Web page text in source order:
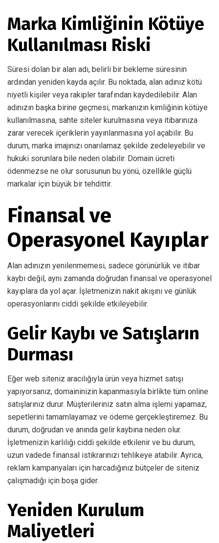
Marka Kimliğinin Kötüye
Kullanılması Riski
Süresi dolan bir alan adı, belirli bir bekleme süresinin
ardından yeniden kayda açılır. Bu noktada, alan adınız kötü
niyetli kişiler veya rakipler tarafından kaydedilebilir. Alan
adınızın başka birine geçmesi, markanızın kimliğinin kötüye
kullanılmasına, sahte siteler kurulmasına veya itibarınıza
zarar verecek içeriklerin yayınlanmasına yol açabilir. Bu
durum, marka imajınızı onarılamaz şekilde zedeleyebilir ve
hukuki sorunlara bile neden olabilir. Domain ücreti
ödenmezse ne olur sorusunun bu yönü, özellikle güçlü
markalar için büyük bir tehdittir.
Finansal ve
Operasyonel Kayıplar
Alan adınızın yenilenmemesi, sadece görünürlük ve itibar
kaybı değil, aynı zamanda doğrudan finansal ve operasyonel
kayıplara da yol açar. İşletmenizin nakit akışını ve günlük
operasyonlarını ciddi şekilde etkileyebilir.
Gelir Kaybı ve Satışların
Durması
Eğer web siteniz aracılığıyla ürün veya hizmet satışı
yapıyorsanız, domaininizin kapanmasıyla birlikte tüm online
satışlarınız durur. Müşterileriniz satın alma işlemi yapamaz,
sepetlerini tamamlayamaz ve ödeme gerçekleştiremez. Bu
durum, doğrudan ve anında gelir kaybına neden olur.
İşletmenizin karlılığı ciddi şekilde etkilenir ve bu durum,
uzun vadede finansal istikrarınızı tehlikeye atabilir. Ayrıca,
reklam kampanyaları için harcadığınız bütçeler de siteniz
çalışmadığı için boşa gider.
Yeniden Kurulum
Maliyetleri